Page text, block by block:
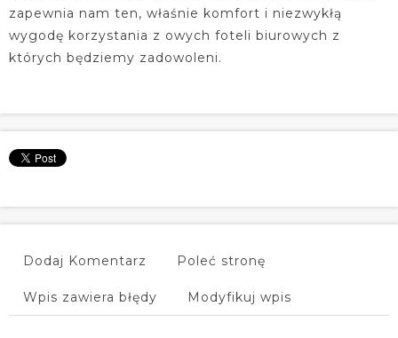
zapewnia nam ten, właśnie komfort i niezwykłą
wygodę korzystania z owych foteli biurowych z
których będziemy zadowoleni.
Dodaj Komentarz Poleć stronę
Wpis zawiera błędy Modyfikuj wpis